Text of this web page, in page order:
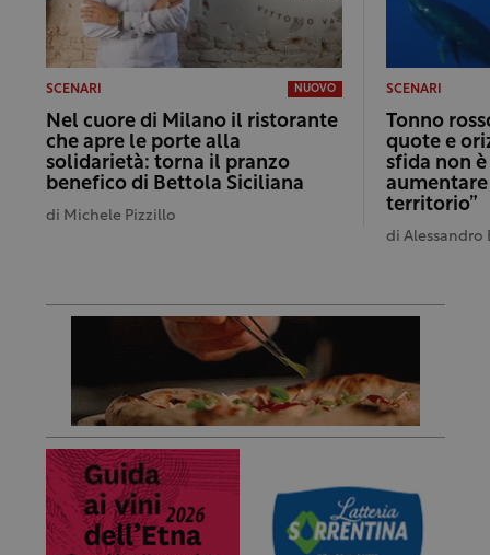
SCENARI NUOVO
Nel cuore di Milano il ristorante
che apre le porte alla
solidarietà: torna il pranzo
benefico di Bettola Siciliana
di Michele Pizzillo
SCENARI
Tonno
quote e
sfida non
territorio”
diAlessandro